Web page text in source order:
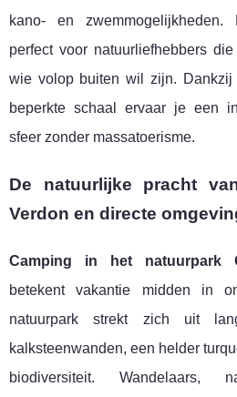
kano- en
perfect voor natuurliefhebbers
wie volop buiten wil zijn.
beperkte schaal ervaar je een
sfeer zonder massatoerisme.
De natuurlijke pracht
Verdon en directe
Camping in het natuurpark
betekent vakantie midden in
natuurpark strekt zich uit
kalksteenwanden, een helder
biodiversiteit. Wandelaars,